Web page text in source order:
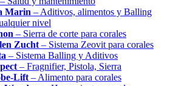
Marin – Aditivos, alimentos y Balling
nivel
– Sierra de corte para corales
Zucht – Sistema Zeovit para corales
– Sistema Balling y Aditivos
– Fragnifier, Pistola, Sierra
Lift – Alimento para corales